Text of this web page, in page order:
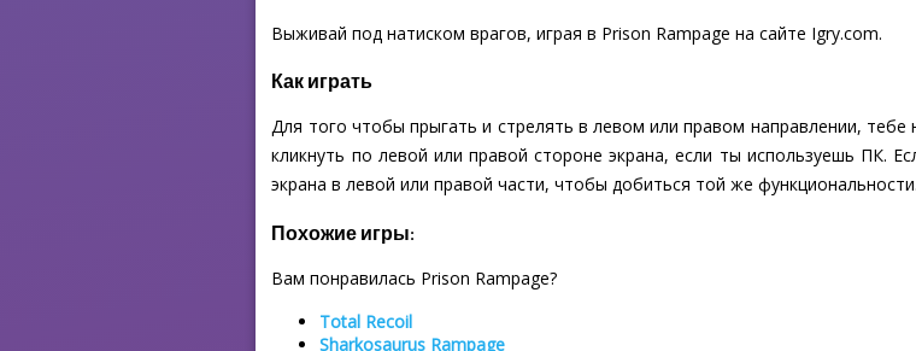
Выживай под натиском врагов, играя в Prison Rampage на сайте Igry.com.
Как играть
Для того чтобы прыгать и стрелять в левом или правом направлении,
кликнуть по левой или правой стороне экрана, если ты используешь ПК.
экрана в левой или правой части, чтобы добиться той же функциональности.
Похожие игры:
Вам понравилась Prison Rampage?
Total Recoil
Sharkosaurus Rampage